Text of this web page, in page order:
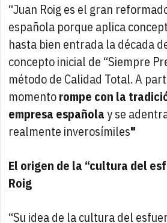
“Juan Roig es el gran
española porque aplica
hasta bien entrada la década
concepto inicial de “Siempre
método de Calidad Total. A
momentorompe con la
empresa españolay se
realmente inverosímiles"
El origen de la “cultura del
Roig
“Su idea de la cultura del